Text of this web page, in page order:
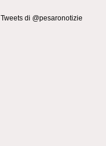
Tweets di @pesaronotizie